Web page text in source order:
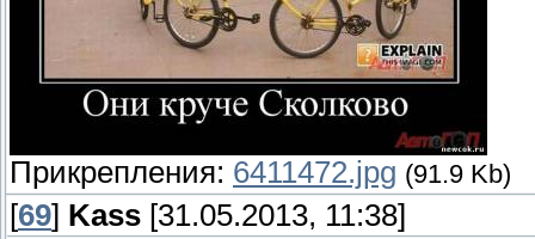
Прикрепления: 6411472.jpg (91.9 Kb)
[69] Kass [31.05.2013, 11:38]